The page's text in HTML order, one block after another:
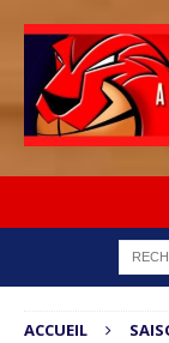
ACCUEIL